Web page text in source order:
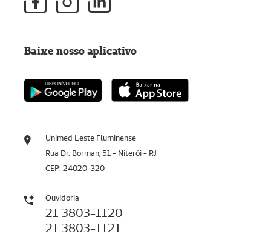
Unimed Leste Fluminense
Rua Dr. Borman, 51 - Niterói - RJ
CEP: 24020-320
Ouvidoria
21 3803-1120
21 3803-1121
Baixe nosso aplicativo